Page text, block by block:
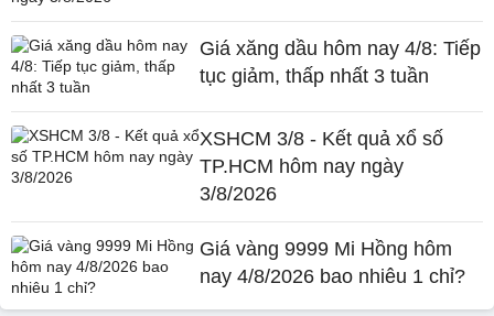
Giá xăng dầu hôm nay 4/8: Tiếp
tục giảm, thấp nhất 3 tuần
XSHCM 3/8 - Kết quả xổ số
TP.HCM hôm nay ngày
3/8/2026
Giá vàng 9999 Mi Hồng hôm
nay 4/8/2026 bao nhiêu 1 chỉ?